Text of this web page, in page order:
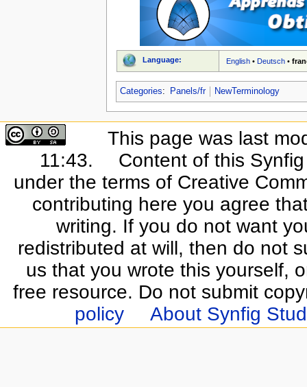
Language: English •Deutsch •
Categories: Panels/fr NewTerminology
This page was last
11:43.
Content of this
under the terms of Creative
contributing here you agree
writing. If you do not want
redistributed at will, then do not
us that you wrote this yourself,
free resource. Do not submit
policy
About Synfig